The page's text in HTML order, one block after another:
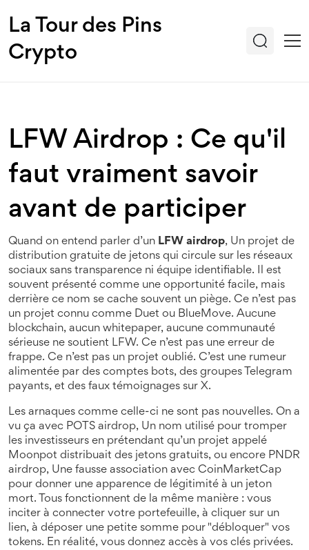
La Tour des Pins
Crypto
LFW Airdrop : Ce qu'il
faut vraiment savoir
avant de participer
Quand on entend parler d’un LFW airdrop, Un projet de
distribution gratuite de jetons qui circule sur les réseaux
sociaux sans transparence ni équipe identifiable. Il est
souvent présenté comme une opportunité facile, mais
derrière ce nom se cache souvent un piège. Ce n’est pas
un projet connu comme Duet ou BlueMove. Aucune
blockchain, aucun whitepaper, aucune communauté
sérieuse ne soutient LFW. Ce n’est pas une erreur de
frappe. Ce n’est pas un projet oublié. C’est une rumeur
alimentée par des comptes bots, des groupes Telegram
payants, et des faux témoignages sur X.
Les arnaques comme celle-ci ne sont pas nouvelles. On a
vu ça avec POTS airdrop, Un nom utilisé pour tromper
les investisseurs en prétendant qu’un projet appelé
Moonpot distribuait des jetons gratuits, ou encore PNDR
airdrop, Une fausse association avec CoinMarketCap
pour donner une apparence de légitimité à un jeton
mort. Tous fonctionnent de la même manière : vous
inciter à connecter votre portefeuille, à cliquer sur un
lien, à déposer une petite somme pour "débloquer" vos
tokens. En réalité, vous donnez accès à vos clés privées.